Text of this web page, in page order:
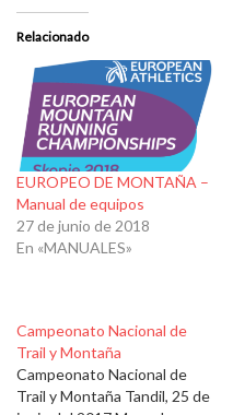
Relacionado
EUROPEO DE MONTAÑA –
Manual de equipos
27 de junio de 2018
En «MANUALES»
Campeonato Nacional de
Trail y Montaña
Campeonato Nacional de
Trail y Montaña Tandil, 25 de